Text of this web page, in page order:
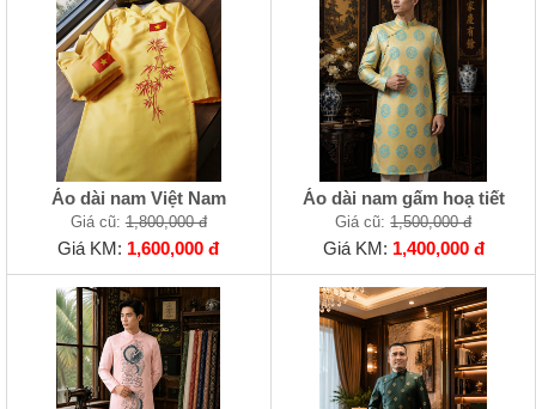
Áo dài nam Việt Nam
Giá cũ:1,800,000 đ
Giá KM: 1,600,000 đ
Áo dài nam gấm hoạ tiết
Giá cũ:1,500,000 đ
Giá KM: 1,400,000 đ